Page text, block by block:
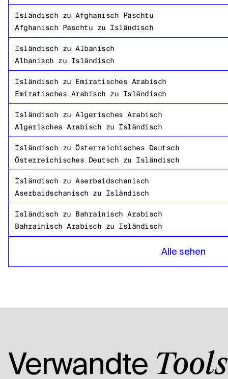
Isländisch zu Afghanisch Paschtu
Afghanisch Paschtu zu Isländisch
Isländisch zu Albanisch
Albanisch zu Isländisch
Isländisch zu Emiratisches Arabisch
Emiratisches Arabisch zu Isländisch
Isländisch zu Algerisches Arabisch
Algerisches Arabisch zu Isländisch
Isländisch zu Österreichisches Deutsch
Österreichisches Deutsch zu Isländisch
Isländisch zu Aserbaidschanisch
Aserbaidschanisch zu Isländisch
Isländisch zu Bahrainisch Arabisch
Bahrainisch Arabisch zu Isländisch
Bangladeshi Bengalisch
Amerikanisches Englischzu Isländisch
Alle sehen
Verwandte Tools